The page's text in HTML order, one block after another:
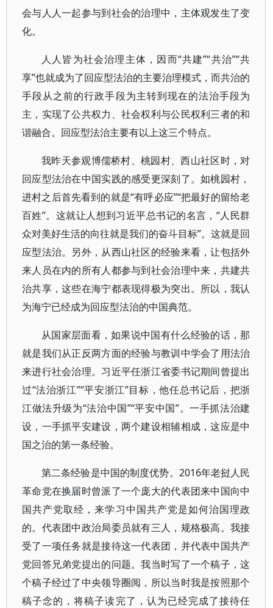
会与人人一起参与到社会的治理中，主体观发生了变
化。
人人皆为社会治理主体，因而“共建”“共治”“共
享”也就成为了回应型法治的主要治理模式，而共治的
手段从之前的行政手段为主转到现在的法治手段为
主，实现了公共权力、社会权利与公民权利三者的和
谐融合。回应型法治主要有以上这三个特点。
我昨天参观博儒桥村、桃园村、西山社区时，对
回应型法治在中国实践的感受更深刻了。如桃园村，
进村之后首先看到的就是“有呼必应”“把最好的留给老
百姓”。这就让人想到习近平总书记的名言，“人民群
众对美好生活的向往就是我们的奋斗目标”。这就是回
应型法治。另外，从西山社区的经验来看，让包括外
来人员在内的所有人都参与到社会治理中来，共建共
治共享，这些在海宁都表现得极为突出。所以，我认
为海宁已经成为回应型法治的中国典范。
从国家层面看，如果说中国有什么经验的话，那
就是我们从正反两方面的经验与教训中学会了用法治
来进行社会治理。习近平任浙江省委书记期间曾提出
过“法治浙江”“平安浙江”目标，他任总书记后，把浙
江做法升级为“法治中国”“平安中国”。一手抓法治建
设，一手抓平安建设，两个建设相辅相成，这应是中
国之治的第一条经验。
第二条经验是中国的制度优势。2016年老挝人民
革命党在换届时曾派了一个庞大的代表团来中国向中
国共产党取经，来学习中国共产党是如何治国理政
的。代表团中政治局委员就有三人，规格极高。我接
受了一项任务就是接待这一代表团，并代表中国共产
党回答兄弟党提出的问题。我当时写了一个稿子，这
个稿子经过了中央领导圈阅，所以当时我是按照那个
稿子念的，将稿子读完了，认为已经完成了接待任